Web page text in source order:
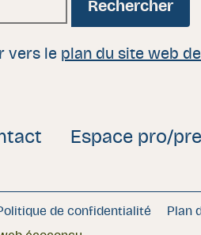
vers le plan du site web
Espace pro/
de confidentialité Plan